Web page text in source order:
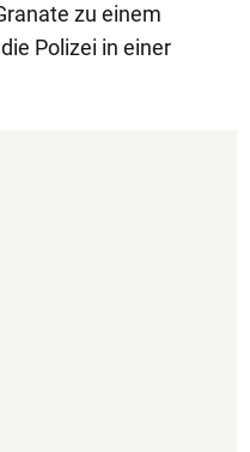
zu einem
Polizei in einer